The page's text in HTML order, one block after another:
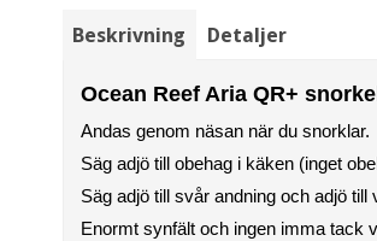
Beskrivning Detaljer
Ocean Reef Aria QR+
Andas genom näsan när du snorklar.
Säg adjö till obehag i käken (inget
Säg adjö till svår andning och adjö
Enormt synfält och ingen imma tack